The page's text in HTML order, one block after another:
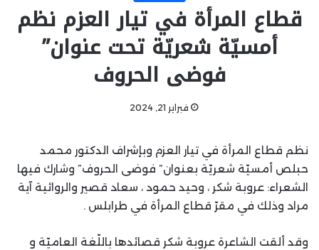
قطاع المرأة في تيار العزم نظم
أمسيّة شعريّة تحت عنوان”
فوضى الحروف
فبراير 21, 2024
نظم قطاع المرأة في تيار العزم وبإشراف الدكتور محمد
حبلص أمسيّة شعريّة بعنوان” فوضى الحروف” وشارك فيها
الشعراء: عروبة شكر ، وحيد حمود ، سعاد قصير والروائية آية
مراد وذلك في مقرّ قطاع المرأة في طرابلس .
وقد ألقت الشاعرة عروبة شكر قصائدها باللّغة العاميّة و